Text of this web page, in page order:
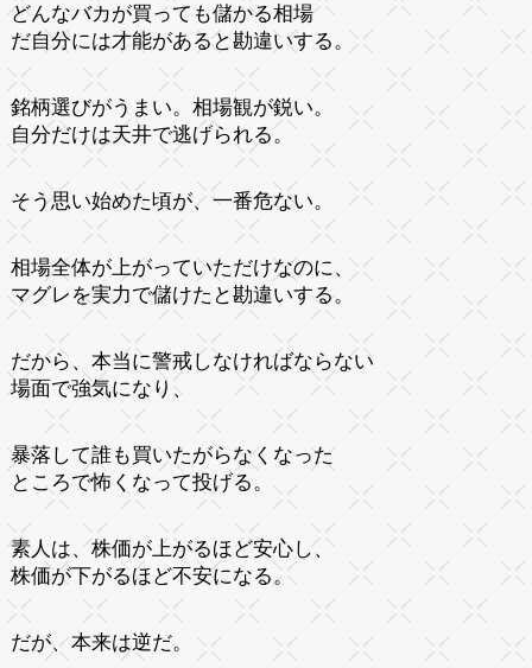
どんなバカが買っても儲かる相場
だ自分には才能があると勘違いする。
銘柄選びがうまい。相場観が鋭い。
自分だけは天井で逃げられる。
そう思い始めた頃が、一番危ない。
相場全体が上がっていただけなのに、
マグレを実力で儲けたと勘違いする。
だから、本当に警戒しなければならない
場面で強気になり、
暴落して誰も買いたがらなくなった
ところで怖くなって投げる。
素人は、株価が上がるほど安心し、
株価が下がるほど不安になる。
だが、本来は逆だ。